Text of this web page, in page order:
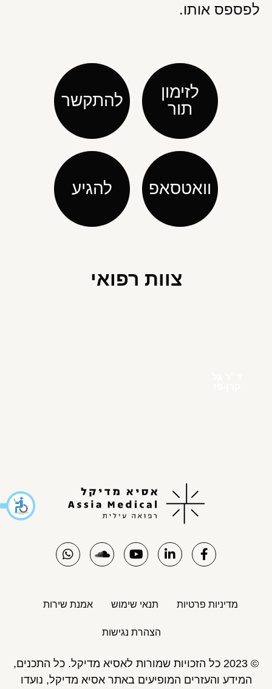
לפספס אותו.
לזימון
תור
להתקשר
וואטסאפ להגיע
צוות רפואי
מדיניות פרטיות תנאי שימוש אמנת שירות
הצהרת נגישות
© 2023 כל הזכויות שמורות לאסיא מדיקל. כל התכנים,
המידע והעזרים המופיעים באתר אסיא מדיקל, נועדו